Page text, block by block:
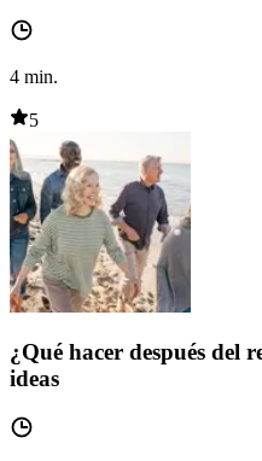
4 min.
5
¿Qué hacer después del
ideas